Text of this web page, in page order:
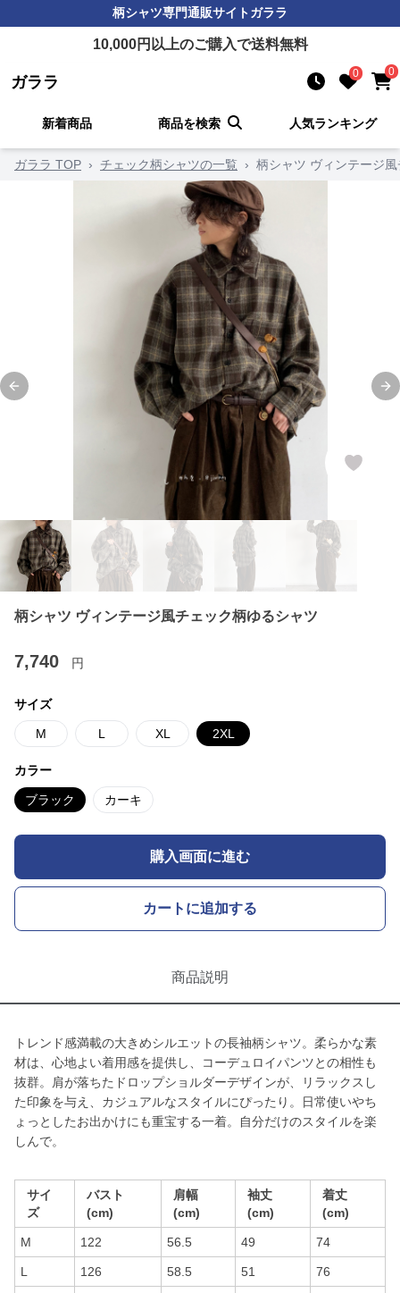
柄シャツ専門通販サイトガララ
10,000円以上のご購入で送料無料
ガララ 0 0
新着商品 商品を検索 人気ランキング
ガララ TOP › チェック柄シャツの一覧 › 柄シャツ ヴィンテージ
Previous slide
柄シャツ ヴィンテージ風チェック柄ゆるシャツ
7,740 円
サイズ
M L XL 2XL
カラー
ブラック カーキ
購入画面に進む
カートに追加する
商品説明
トレンド感満載の大きめシルエットの長袖柄シャツ。柔らかな素
材は、心地よい着用感を提供し、コーデュロイパンツとの相性も
抜群。肩が落ちたドロップショルダーデザインが、リラックスし
た印象を与え、カジュアルなスタイルにぴったり。日常使いやち
ょっとしたお出かけにも重宝する一着。自分だけのスタイルを楽
しんで。
サイ
ズ
バスト
(cm)
肩幅
(cm)
袖丈
(cm)
着丈
(cm)
M 122 56.5 49 74
L 126 58.5 51 76